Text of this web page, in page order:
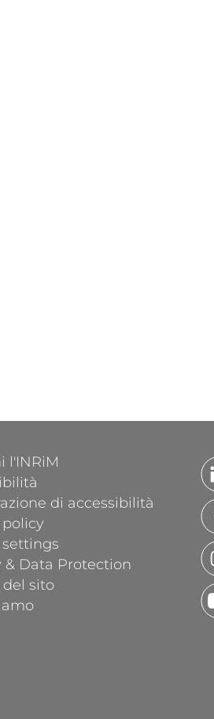
l'INRiM
di accessibilità
& Data Protection
del sito